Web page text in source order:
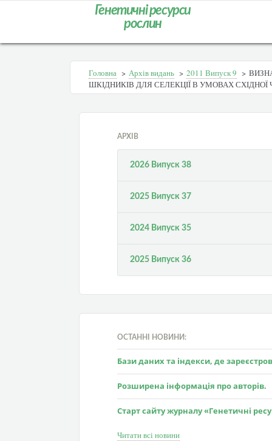
Генетичні ресурси
рослин
Головна > Архів видань > 2011 Випуск 9 >
ШКІДНИКІВ ДЛЯ СЕЛЕКЦІЇ В УМОВАХ СХІДНОЇ
АРХІВ
2026 Випуск 38
2025 Випуск 37
2024 Випуск 35
2025 Випуск 36
ОСТАННІ НОВИНИ:
Бази даних та індекси, де
Розширена інформація про авторів.
Старт сайту журналу «Генетичні
Читати всі новини